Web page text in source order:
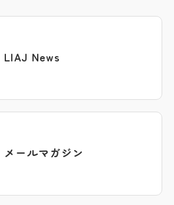
LIAJ News
メールマガジン